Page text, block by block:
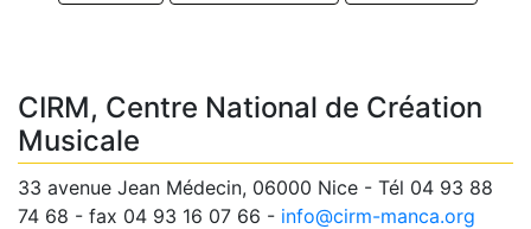
CIRM, Centre National de Création
Musicale
33 avenue Jean Médecin, 06000 Nice - Tél 04 93 88
74 68 - fax 04 93 16 07 66 - info@cirm-manca.org